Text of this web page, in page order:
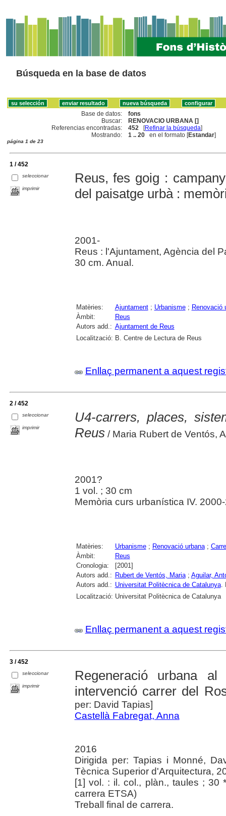
Búsqueda en la base de datos
Base de datos:
fons
Buscar:
RENOVACIO URBANA []
Referencias encontradas:
452 [Refinar la búsqueda]
Mostrando:
1 .. 20 en el formato [Estandar]
página 1 de 23
1 / 452
seleccionar
imprimir
Reus, fes goig :
del paisatge urbà :
2001-
Reus : l'Ajuntament, Agència del
30 cm. Anual.
Matèries: Ajuntament; Urbanisme; Renovació
Àmbit:
Reus
Autors add.: Ajuntament de Reus
Localització: B. Centre de Lectura de Reus
Enllaç permanent a aquest
2 / 452
seleccionar
imprimir
U4-carrers, places,
Reus/ Maria Rubert de Ventós,
2001?
1 vol. ; 30 cm
Memòria curs urbanística IV.
Matèries: Urbanisme; Renovació urbana;
Àmbit:
Reus
Cronologia:
[2001]
Autors add.: Rubert de Ventós, Maria; Aguilar,
Autors add.: Universitat Politècnica de Catalunya.
Localització: Universitat Politècnica de Catalunya
Enllaç permanent a aquest
3 / 452
seleccionar
imprimir
Regeneració urbana
intervenció carrer del
per: David Tapias]
Castellà Fabregat, Anna
2016
Dirigida per: Tapias i Monné,
Tècnica Superior d'Arquitectura,
[1] vol. : il. col., plàn., taules ; 30
carrera ETSA)
Treball final de carrera.